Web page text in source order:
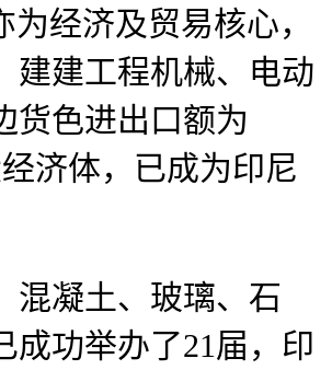
经济及贸易核心，
建建工程机械、电动
货色进出口额为
济体，已成为印尼
凝土、玻璃、石
成功举办了21届，印